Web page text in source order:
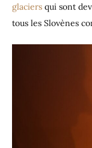
glaciers qui sont
tous les Slovènes